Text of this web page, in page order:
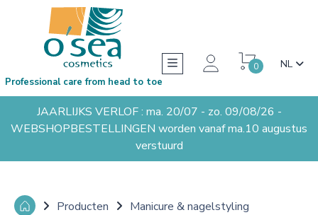
0 NL
Professional care from head to toe
JAARLIJKS VERLOF : ma. 20/07 - zo. 09/08/26 -
WEBSHOPBESTELLINGEN worden vanaf ma.10 augustus
verstuurd
Producten
Manicure & nagelstyling